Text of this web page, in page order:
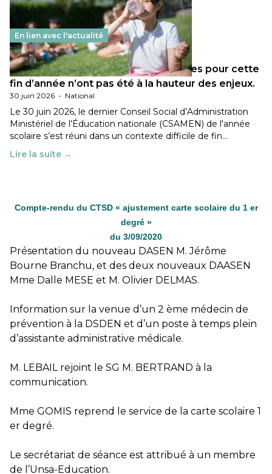
En lien avec l'actualité
Les décisions ministérielles attendues pour cette
fin d’année n’ont pas été à la hauteur des enjeux.
30 juin 2026 - National
Le 30 juin 2026, le dernier Conseil Social d’Administration
Ministériel de l’Éducation nationale (CSAMEN) de l'année
scolaire s’est réuni dans un contexte difficile de fin…
Lire la suite →
Compte-rendu du CTSD « ajustement carte scolaire du 1 er
degré »
du 3/09/2020
Présentation du nouveau DASEN M. Jérôme
Bourne Branchu, et des deux nouveaux DAASEN
Mme Dalle MESE et M. Olivier DELMAS.
Information sur la venue d’un 2 ème médecin de
prévention à la DSDEN et d’un poste à temps plein
d’assistante administrative médicale.
M. LEBAIL rejoint le SG M. BERTRAND à la
communication.
Mme GOMIS reprend le service de la carte scolaire 1
er degré.
Le secrétariat de séance est attribué à un membre
de l’Unsa-Education.